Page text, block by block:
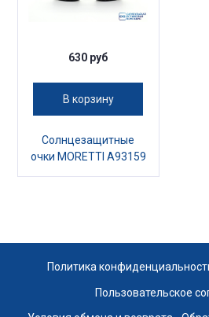
630 руб
В корзину
Солнцезащитные
очки MORETTI A93159
Политика
Пользовательское